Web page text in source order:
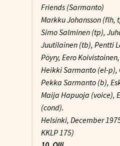
Friends (Sarmanto)
Markku Johansson (flh,
Simo Salminen (tp),
Juutilainen (tb), Pentti
Pöyry, Eero
Heikki Sarmanto (el-p),
Pekka Sarmanto (b),
Maija Hapuoja (voice),
(cond).
Helsinki, December
KKLP 175)